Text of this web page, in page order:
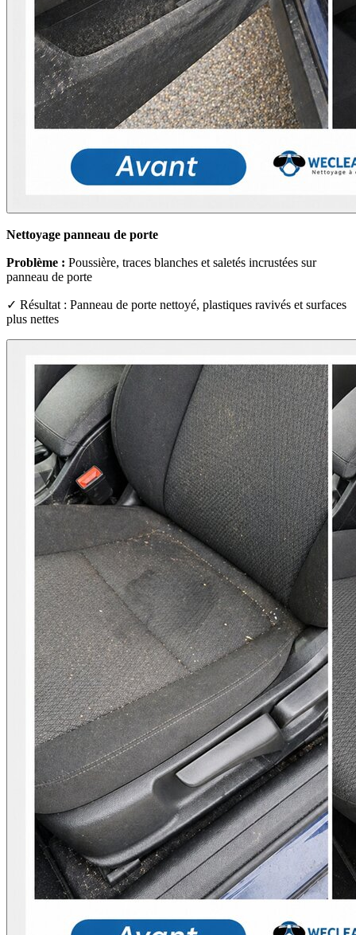
Nettoyage panneau de porte
Problème : Poussière, traces blanches et saletés incrustées sur
panneau de porte
✓ Résultat : Panneau de porte nettoyé, plastiques ravivés et surfaces
plus nettes